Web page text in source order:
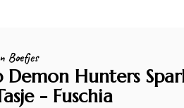
Boefjes
Demon Hunters
- Fuschia